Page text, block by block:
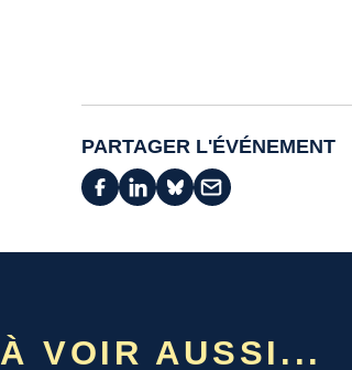
PARTAGER L'ÉVÉNEMENT
À VOIR AUSSI...